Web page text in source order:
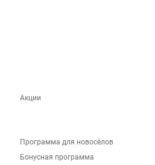
Акции
Программа для новосёлов
Бонусная программа